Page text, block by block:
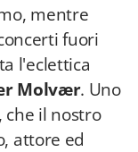
mentre
fuori
l'eclettica
Molvær. Uno
che il nostro
attore ed